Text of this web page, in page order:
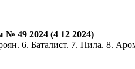
49 2024 (4 12 2024)
6. Баталист. 7. Пила. 8.